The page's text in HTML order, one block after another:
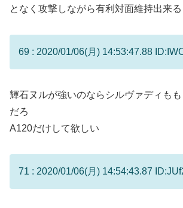
となく攻撃しながら有利対面維持出来る
69 : 2020/01/06(月) 14:53:47.88
輝石ヌルが強いのならシルヴァディも
だろ
A120だけして欲しい
71 : 2020/01/06(月) 14:54:43.87